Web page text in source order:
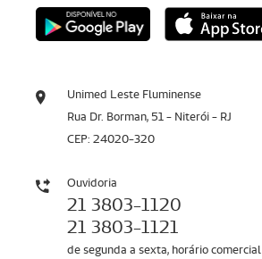
Unimed Leste Fluminense
Rua Dr. Borman, 51 - Niterói - RJ
CEP: 24020-320
Ouvidoria
21 3803-1120
21 3803-1121
de segunda a sexta, horário comercial